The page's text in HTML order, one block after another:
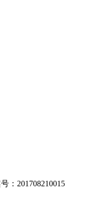
：201708210015